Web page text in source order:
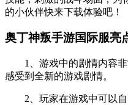
的小伙伴快来下载体验吧！
奥丁神叛手游国际服亮
1、游戏中的剧情内容非
感受到全新的游戏剧情。
2、玩家在游戏中可以自